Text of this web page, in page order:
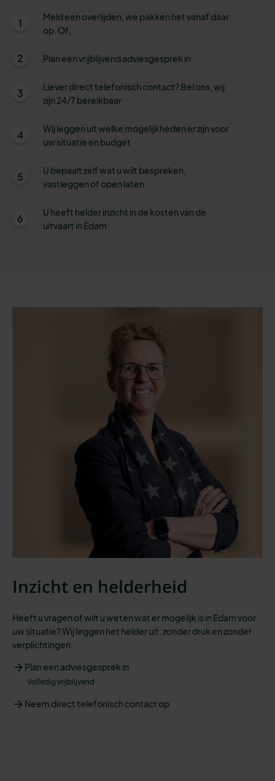
1
Meld een overlijden, we pakken het vanaf daar
op. Of,
2 Plan een vrijblijvend adviesgesprek in
3
Liever direct telefonisch contact? Bel ons, wij
zijn 24/7 bereikbaar
4
Wij leggen uit welke mogelijkheden er zijn voor
uw situatie en budget
5
U bepaalt zelf wat u wilt bespreken,
vastleggen of open laten
6
U heeft helder inzicht in de kosten van de
uitvaart in Edam
Inzicht en helderheid
Heeft u vragen of wilt u weten wat er mogelijk is in Edam voor
uw situatie? Wij leggen het helder uit, zonder druk en zonder
verplichtingen.
Plan een adviesgesprek in
Volledig vrijblijvend
Neem direct telefonisch contact op